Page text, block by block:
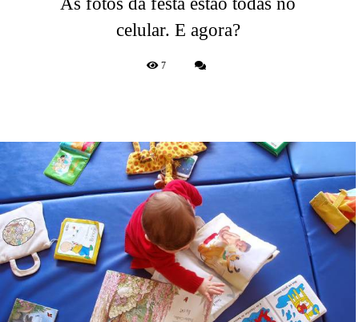
celular. E agora?
7